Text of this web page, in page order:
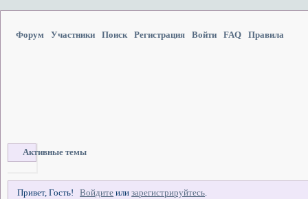
Форум Участники Поиск Регистрация Войти FAQ Правила
Активные темы
Привет, Гость! Войдите илизарегистрируйтесь.